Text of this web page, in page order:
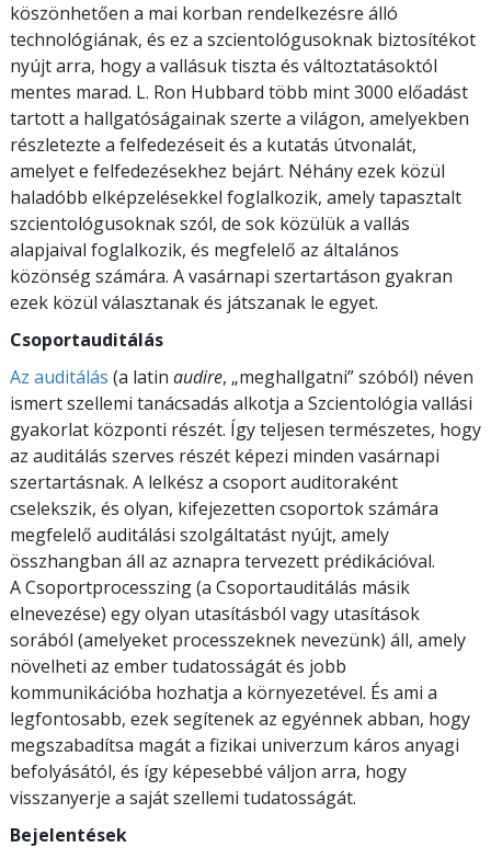
köszönhetően a mai korban rendelkezésre álló
technológiának, és ez a szcientológusoknak biztosítékot
nyújt arra, hogy a vallásuk tiszta és változtatásoktól
mentes marad. L. Ron Hubbard több mint 3000 előadást
tartott a hallgatóságainak szerte a világon, amelyekben
részletezte a felfedezéseit és a kutatás útvonalát,
amelyet e felfedezésekhez bejárt. Néhány ezek közül
haladóbb elképzelésekkel foglalkozik, amely tapasztalt
szcientológusoknak szól, de sok közülük a vallás
alapjaival foglalkozik, és megfelelő az általános
közönség számára. A vasárnapi szertartáson gyakran
ezek közül választanak és játszanak le egyet.
Csoportauditálás
Az auditálás (a latin audire, „meghallgatni” szóból) néven
ismert szellemi tanácsadás alkotja a Szcientológia vallási
gyakorlat központi részét. Így teljesen természetes, hogy
az auditálás szerves részét képezi minden vasárnapi
szertartásnak. A lelkész a csoport auditoraként
cselekszik, és olyan, kifejezetten csoportok számára
megfelelő auditálási szolgáltatást nyújt, amely
összhangban áll az aznapra tervezett prédikációval.
A Csoportprocesszing (a Csoportauditálás másik
elnevezése) egy olyan utasításból vagy utasítások
sorából (amelyeket processzeknek nevezünk) áll, amely
növelheti az ember tudatosságát és jobb
kommunikációba hozhatja a környezetével. És ami a
legfontosabb, ezek segítenek az egyénnek abban, hogy
megszabadítsa magát a fizikai univerzum káros anyagi
befolyásától, és így képesebbé váljon arra, hogy
visszanyerje a saját szellemi tudatosságát.
Bejelentések